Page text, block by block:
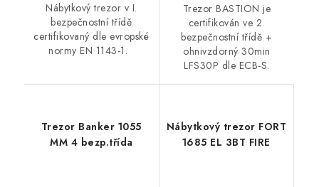
Nábytkový trezor v I.
bezpečnostní třídě
certifikovaný dle evropské
normy EN 1143-1.
Trezor BASTION je
certifikován ve 2.
bezpečnostní třídě +
ohnivzdorný 30min
LFS30P dle ECB-S.
Trezor Banker 1055
MM 4 bezp.třída
Nábytkový trezor FORT
1685 EL 3BT FIRE